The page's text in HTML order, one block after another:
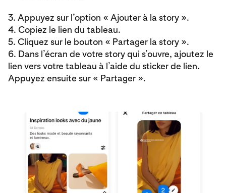
3. Appuyez sur l’option « Ajouter à la story ».
4. Copiez le lien du tableau.
5. Cliquez sur le bouton « Partager la story ».
6. Dans l’écran de votre story qui s’ouvre, ajoutez le
lien vers votre tableau à l’aide du sticker de lien.
Appuyez ensuite sur « Partager ».